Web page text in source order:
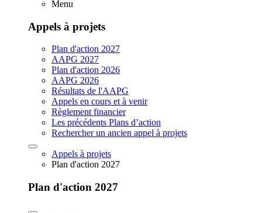
Menu
Appels à projets
Plan d'action 2027
AAPG 2027
Plan d'action 2026
AAPG 2026
Résultats de l'AAPG
Appels en cours et à venir
Règlement financier
Les précédents Plans d’action
Rechercher un ancien appel à projets
Appels à projets
Plan d'action 2027
Plan d'action 2027